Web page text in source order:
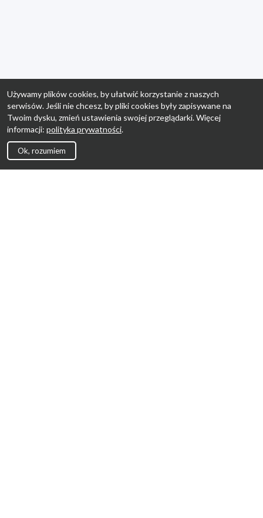
Używamy plików cookies, by ułatwić korzystanie z naszych
serwisów. Jeśli nie chcesz, by pliki cookies były zapisywane na
Twoim dysku, zmień ustawienia swojej przeglądarki. Więcej
informacji: polityka prywatności.
Ok, rozumiem